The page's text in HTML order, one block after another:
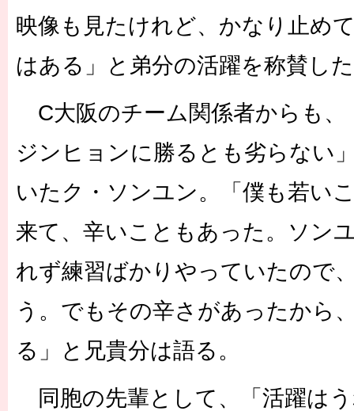
映像も見たけれど、かなり止め
はある」と弟分の活躍を称賛し
C大阪のチーム関係者からも、
ジンヒョンに勝るとも劣らない
いたク・ソンユン。「僕も若い
来て、辛いこともあった。ソン
れず練習ばかりやっていたので
う。でもその辛さがあったから
る」と兄貴分は語る。
同胞の先輩として、「活躍は